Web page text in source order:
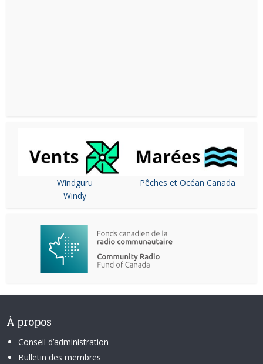
Windguru
Windy
Pêches et Océan Canada
À propos
Conseil d’administration
Bulletin des membres